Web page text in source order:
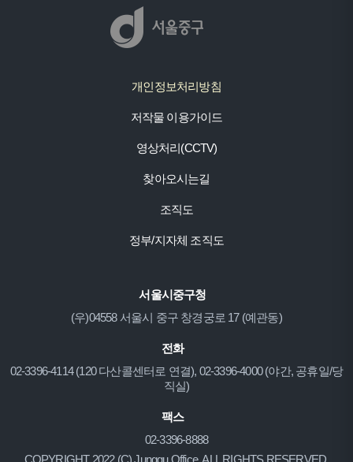
개인정보처리방침
저작물 이용가이드
영상처리(CCTV)
찾아오시는길
조직도
정부/지자체 조직도
서울시중구청
(우)04558 서울시 중구 창경궁로 17 (예관동)
전화
02-3396-4114 (120 다산콜센터로 연결), 02-3396-4000 (야간, 공휴일/당
직실)
팩스
02-3396-8888
COPYRIGHT 2022 (C) Junggu Office. ALL RIGHTS RESERVED.